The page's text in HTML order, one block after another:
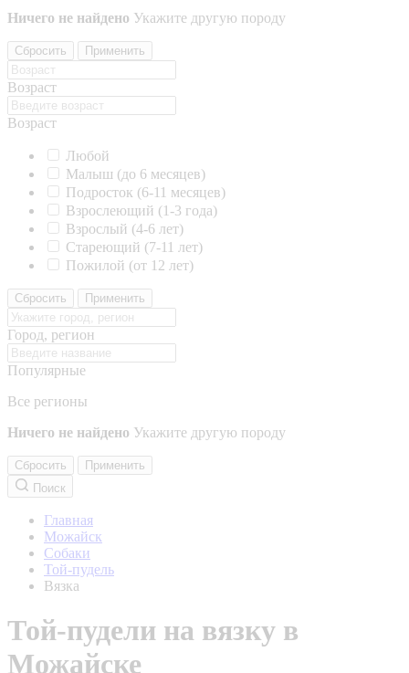
Ничего не найдено Укажите другую породу
Сбросить Применить
Возраст
Возраст
Любой
Малыш (до 6 месяцев)
Подросток (6-11 месяцев)
Взрослеющий (1-3 года)
Взрослый (4-6 лет)
Стареющий (7-11 лет)
Пожилой (от 12 лет)
Сбросить Применить
Город, регион
Популярные
Все регионы
Ничего не найдено Укажите другую породу
Сбросить
Применить
Поиск
Главная
Можайск
Собаки
Той-пудель
Вязка
Той-пудели на вязку в
Можайске